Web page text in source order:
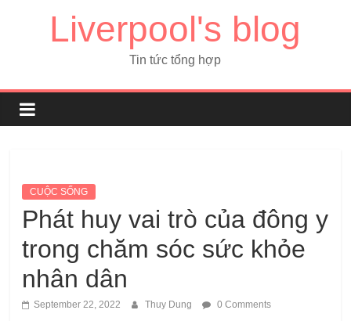
Liverpool's blog
Tin tức tổng hợp
CUỘC SỐNG
Phát huy vai trò của đông y
trong chăm sóc sức khỏe
nhân dân
September 22, 2022 Thuy Dung 0 Comments